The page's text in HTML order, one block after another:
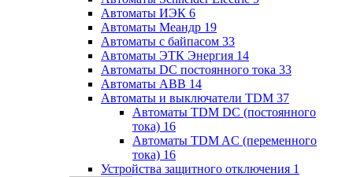
Автоматы ИЭК 6
Автоматы Меандр 19
Автоматы с байпасом 33
Автоматы ЭТК Энергия 14
Автоматы DC постоянного тока 33
Автоматы ABB 14
Автоматы и выключатели TDM 37
Автоматы TDM DC (постоянного
тока) 16
Автоматы TDM AC (переменного
тока) 16
Устройства защитного отключения 1